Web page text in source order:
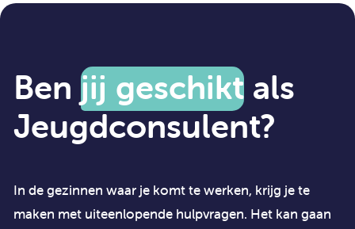
Kennis van en inzicht in de problematiek van
de doelgroep;
Bij voorkeur ervaring in het werken met
Je maakt de afweging of het gezin zelf en/of
Ben jij geschikt als
Jeugdconsulent?
In de gezinnen waar je komt te werken, krijg je te
maken met uiteenlopende hulpvragen. Het kan gaan